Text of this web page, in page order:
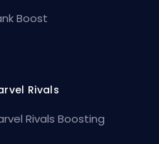
Boost
Rivals
Rivals Boosting